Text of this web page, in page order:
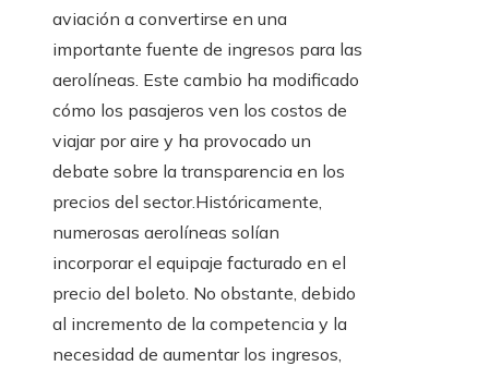
aviación a convertirse en una
importante fuente de ingresos para las
aerolíneas. Este cambio ha modificado
cómo los pasajeros ven los costos de
viajar por aire y ha provocado un
debate sobre la transparencia en los
precios del sector.Históricamente,
numerosas aerolíneas solían
incorporar el equipaje facturado en el
precio del boleto. No obstante, debido
al incremento de la competencia y la
necesidad de aumentar los ingresos,